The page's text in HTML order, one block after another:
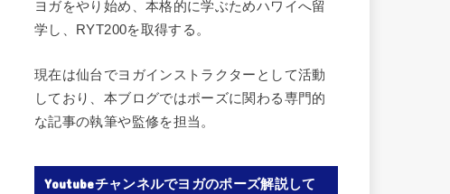
ヨガをやり始め、本格的に学ぶためハワイへ留
学し、RYT200を取得する。
現在は仙台でヨガインストラクターとして活動
しており、本ブログではポーズに関わる専門的
な記事の執筆や監修を担当。
Youtubeチャンネルでヨガのポーズ解説して